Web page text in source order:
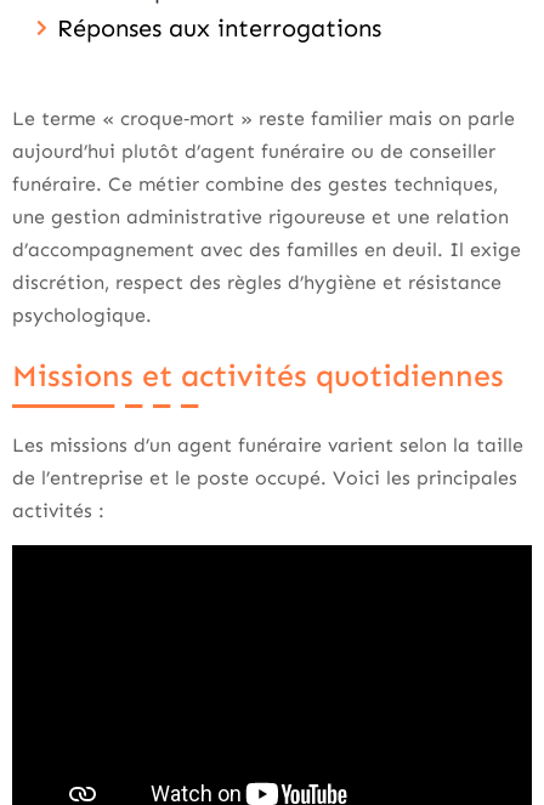
Réponses aux interrogations
Le terme « croque‑mort » reste familier mais on parle
aujourd’hui plutôt d’agent funéraire ou de conseiller
funéraire. Ce métier combine des gestes techniques,
une gestion administrative rigoureuse et une relation
d’accompagnement avec des familles en deuil. Il exige
discrétion, respect des règles d’hygiène et résistance
psychologique.
Missions et activités quotidiennes
Les missions d’un agent funéraire varient selon la taille
de l’entreprise et le poste occupé. Voici les principales
activités :